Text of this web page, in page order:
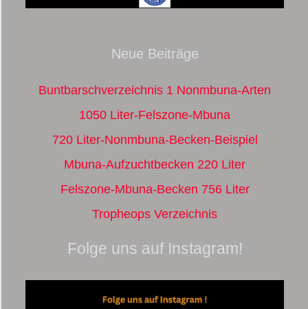
Neue Beiträge
Buntbarschverzeichnis 1 Nonmbuna-Arten
1050 Liter-Felszone-Mbuna
720 Liter-Nonmbuna-Becken-Beispiel
Mbuna-Aufzuchtbecken 220 Liter
Felszone-Mbuna-Becken 756 Liter
Tropheops Verzeichnis
Folge uns auf Instagram!